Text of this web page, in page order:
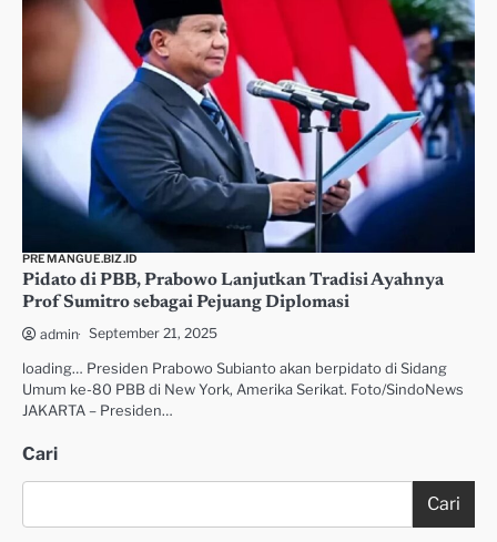
PREMANGUE.BIZ.ID
Pidato di PBB, Prabowo Lanjutkan Tradisi Ayahnya
Prof Sumitro sebagai Pejuang Diplomasi
admin September 21, 2025
loading… Presiden Prabowo Subianto akan berpidato di Sidang
Umum ke-80 PBB di New York, Amerika Serikat. Foto/SindoNews
JAKARTA – Presiden…
Cari
Cari